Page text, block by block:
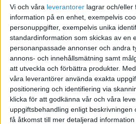
Vi och våra leverantorer lagrar och/eller
information på en enhet, exempelvis
personuppgifter, exempelvis unika
standardinformation som skickas av en
personanpassade annonser och andra
annons- och innehållsmätning samt
att utveckla och förbättra produkter.
våra leverantörer använda exakta
positionering och identifiering via
klicka för att godkänna vår och våra
uppgiftsbehandling enligt beskrivningen
få åtkomst till mer detaljerad
FORUMAKTIVITET
Många arga över Fortnox - vad har
hänt?
Svar i Allmänt